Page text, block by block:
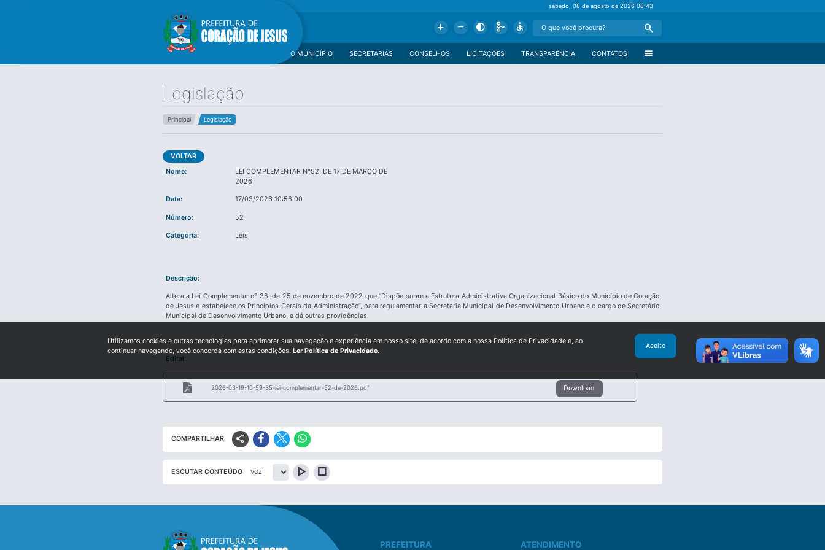
sábado, 08 de agosto de 202608:43
Add Remove Contrast Schema Accessible Search
menu
CONTATOS
TRANSPARÊNCIA
LICITAÇÕES
CONSELHOS
SECRETARIAS
O MUNICÍPIO
Legislação
Principal Legislação
VOLTAR
Nome:
LEI COMPLEMENTAR N°52, DE 17 DE MARÇO DE
2026
Data: 17/03/2026 10:56:00
Número: 52
Categoria: Leis
Descrição:
Altera a Lei Complementar n° 38, de 25 de novembro de 2022 que “Dispõe sobre a Estrutura Administrativa Organizacional Básico do Município de Coração
de Jesus e estabelece os Princípios Gerais da Administração”, para regulamentar a Secretaria Municipal de Desenvolvimento Urbano e o cargo de Secretário
Municipal de Desenvolvimento Urbano, e dá outras providências.
Edital:
2026-03-19-10-59-35-lei-complementar-52-de-2026.pdf Download
COMPARTILHAR share
ESCUTAR CONTEÚDO VOZ: play_arrow stop
PREFEITURA ATENDIMENTO
Utilizamos cookies e outras tecnologias para aprimorar sua navegação e experiência em nosso site, de acordo com a nossa Política de Privacidade e, ao
continuar navegando, você concorda com estas condições. Ler Política de Privacidade.
Aceito